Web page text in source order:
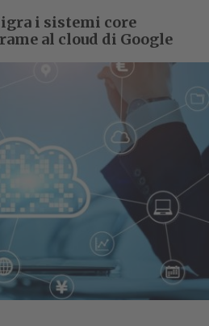
i sistemi core
al cloud di Google